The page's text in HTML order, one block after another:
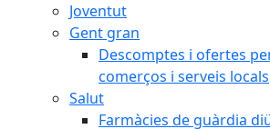
Joventut
Gent gran
Descomptes i ofertes
comerços i serveis locals
Salut
Farmàcies de guàrdia